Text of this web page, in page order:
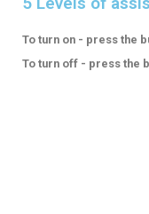
To turn on - press the
To turn off - press the